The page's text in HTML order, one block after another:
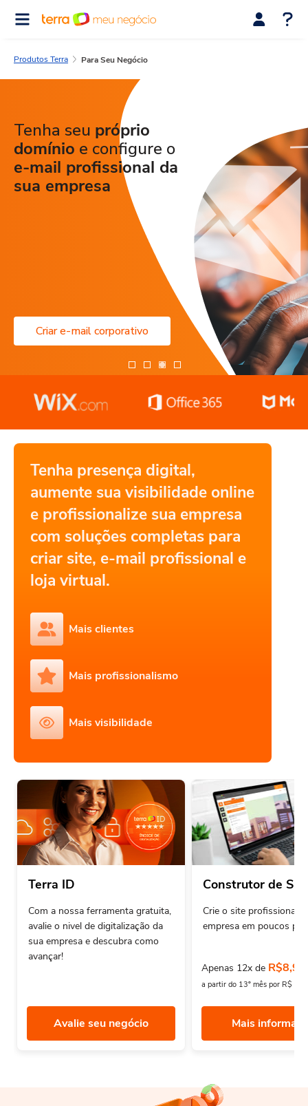
Produtos Terra Para Seu Negócio
Tenha seu próprio
domínio e configure o
e-mail profissional da
sua empresa
Criar e-mail corporativo
Tenha presença digital,
aumente sua visibilidade online
e profissionalize sua empresa
com soluções completas para
criar site, e-mail profissional e
loja virtual.
Mais clientes
Mais profissionalismo
Mais visibilidade
Terra ID
Com a nossa ferramenta gratuita,
avalie o nivel de digitalização da
sua empresa e descubra como
avançar!
Avalie seu negócio
Construtor de
Crie o site profissional
empresa em poucos
Apenas 12x de R$8,90
a partir do 13º mês por R$
Mais